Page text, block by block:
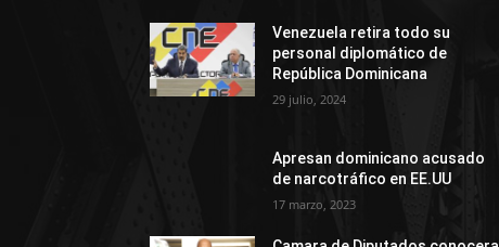
Venezuela retira todo su
personal diplomático de
República Dominicana
29 julio, 2024
Apresan dominicano acusado
de narcotráfico en EE.UU
17 marzo, 2023